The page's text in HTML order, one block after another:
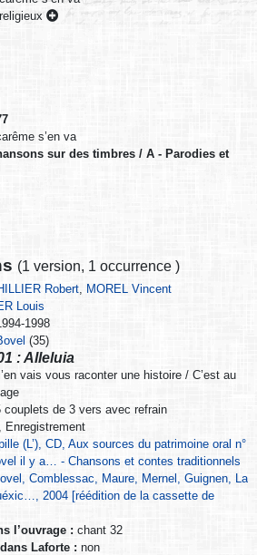
s’en va
sur des timbres / A - Parodies et
(1 version, 1 occurrence )
Robert, MOREL Vincent
Louis
1998
(35)
: Alleluia
vais vous raconter une histoire / C’est au
couplets de 3 vers avec refrain
Enregistrement
(L’), CD, Aux sources du patrimoine oral n°
il y a… - Chansons et contes traditionnels
Comblessac, Maure, Mernel, Guignen, La
2004 [réédition de la cassette de
l’ouvrage : chant 32
Laforte : non